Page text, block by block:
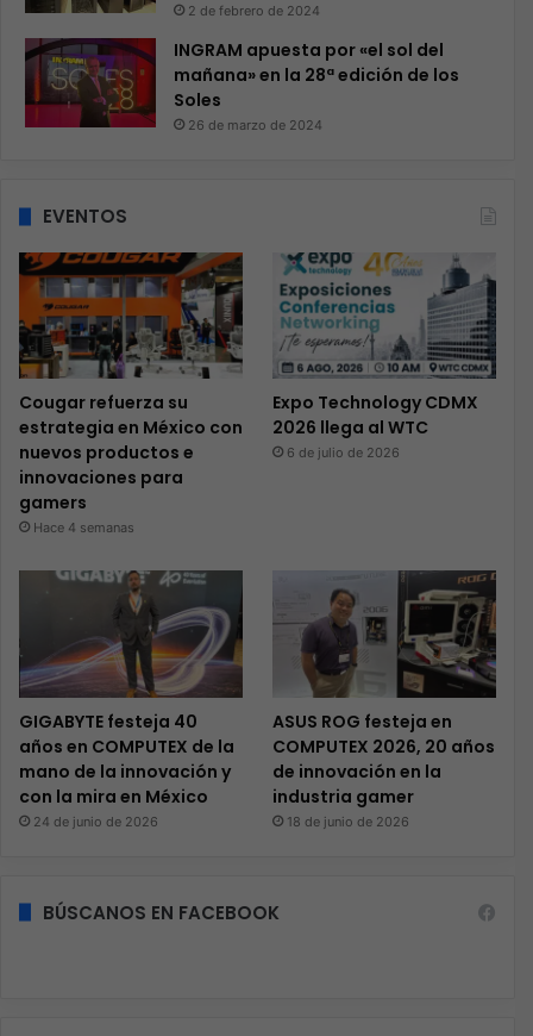
2 de febrero de 2024
INGRAM apuesta por «el sol del
mañana» en la 28ª edición de los
Soles
26 de marzo de 2024
EVENTOS
Cougar refuerza su
estrategia en México con
nuevos productos e
innovaciones para
gamers
Hace 4 semanas
Expo Technology CDMX
2026 llega al WTC
6 de julio de 2026
GIGABYTE festeja 40
años en COMPUTEX de la
mano de la innovación y
con la mira en México
24 de junio de 2026
ASUS ROG festeja en
COMPUTEX 2026, 20 años
de innovación en la
industria gamer
18 de junio de 2026
BÚSCANOS EN FACEBOOK